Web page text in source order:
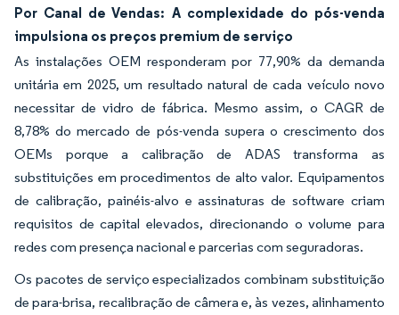
Por Canal de Vendas: A complexidade do pós-venda
impulsiona os preços premium de serviço
As instalações OEM responderam por 77,90% da demanda
unitária em 2025, um resultado natural de cada veículo novo
necessitar de vidro de fábrica. Mesmo assim, o CAGR de
8,78% do mercado de pós-venda supera o crescimento dos
OEMs porque a calibração de ADAS transforma as
substituições em procedimentos de alto valor. Equipamentos
de calibração, painéis-alvo e assinaturas de software criam
requisitos de capital elevados, direcionando o volume para
redes com presença nacional e parcerias com seguradoras.
Os pacotes de serviço especializados combinam substituição
de para-brisa, recalibração de câmera e, às vezes, alinhamento